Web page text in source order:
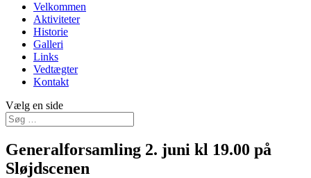
Velkommen
Aktiviteter
Historie
Galleri
Links
Vedtægter
Kontakt
Vælg en side
Generalforsamling 2. juni kl 19.00 på
Sløjdscenen